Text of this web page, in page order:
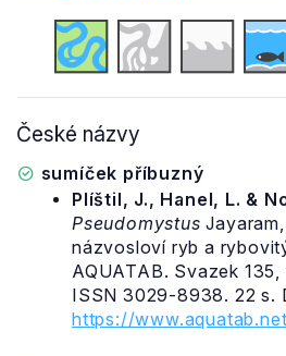
České názvy
sumíček příbuzný
Plíštil, J., Hanel, L. &
Pseudomystus
názvosloví ryb a
AQUATAB. Svazek
ISSN 3029-8938. 22 s.
https://